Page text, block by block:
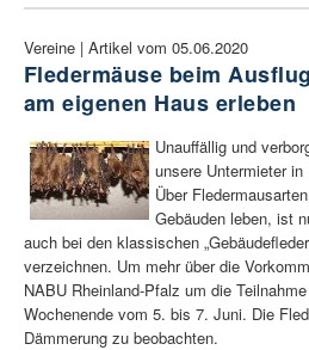
Vereine | Artikel vom 05.06.2020
Fledermäuse beim
am eigenen Haus erleben
Unauffällig und
unsere Untermieter
Über
Gebäuden leben, ist
auch bei den klassischen
verzeichnen. Um mehr über die
NABU Rheinland-Pfalz um die
Wochenende vom 5. bis 7. Juni. Die
Dämmerung zu beobachten.